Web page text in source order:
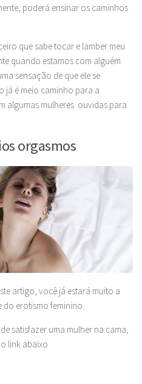
poderá ensinar os caminhos
que sabe tocar e lamber meu
quando estamos com alguém
sensação de que ele se
já é meio caminho para a
algumas mulheres ouvidas para
orgasmos
artigo, você já estará muito a
do erotismo feminino.
satisfazer uma mulher na cama,
link abaixo